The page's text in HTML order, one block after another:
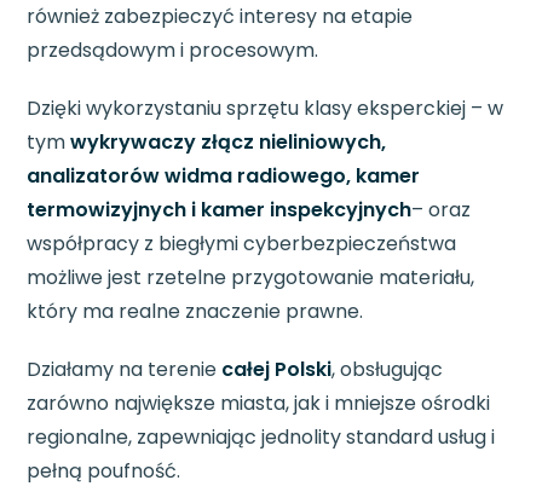
również zabezpieczyć interesy na etapie
przedsądowym i procesowym.
Dzięki wykorzystaniu sprzętu klasy eksperckiej – w
tymwykrywaczy złącz nieliniowych,
analizatorów widma radiowego, kamer
termowizyjnych i kamer inspekcyjnych– oraz
współpracy z biegłymi cyberbezpieczeństwa
możliwe jest rzetelne przygotowanie materiału,
który ma realne znaczenie prawne.
Działamy na terenie całej Polski, obsługując
zarówno największe miasta, jak i mniejsze ośrodki
regionalne, zapewniając jednolity standard usług i
pełną poufność.